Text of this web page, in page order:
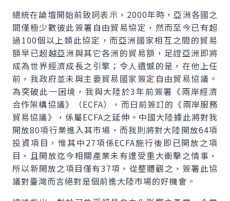
總統在論壇開始前致詞表示，2000年時，亞洲各國之
間僅極少數彼此簽署自由貿易協定，然而至今已有超
過100個以上類此協定，而亞洲國家相互之間的貿易
額早已超越亞洲與其它各洲的貿易額，足證亞洲即將
成為世界經濟成長之引擎；令人遺憾的是，在他上任
前，我政府並未與主要貿易國家簽定自由貿易協議。
為突破此一困境，我與大陸於3年前簽署《兩岸經濟
合作架構協議》（ECFA），而日前簽訂的《兩岸服務
貿易協議》，係屬ECFA之延伸。中國大陸據此將對我
開放80項行業進入其市場，而我則將對大陸開放64項
投資項目，惟其中27項係ECFA施行後即已開放之項
目，且開放迄今相關產業未有遭受重大衝擊之情事，
所以新開放之項目僅有37項，從整體觀之，簽署此協
議對臺灣而言絕對是個前進大陸市場的好機會。